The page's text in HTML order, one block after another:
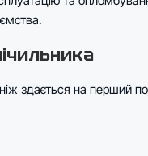
здається на перший